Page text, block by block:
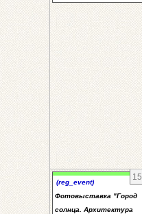
15
(reg_event)
Фотовыставка "Город
солнца. Архитектура